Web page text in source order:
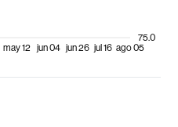
may 12 jun 04 jun 26 jul 16 ago 05
75.0